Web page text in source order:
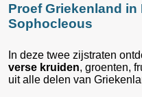
Proef Griekenland in
Sophocleous
In deze twee zijstraten
verse kruiden, groenten,
uit alle delen van